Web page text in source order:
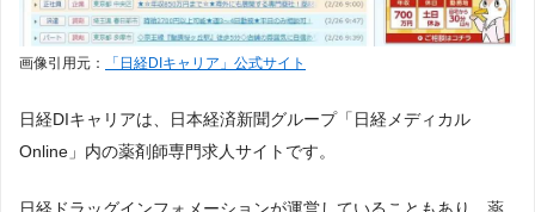
画像引用元： 「日経DIキャリア」公式サイト
日経DIキャリアは、日本経済新聞グループ「日経メディカル
Online」内の薬剤師専門求人サイトです。